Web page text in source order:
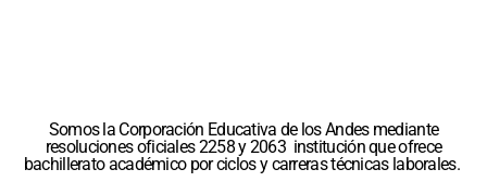
Somos la Corporación Educativa de los Andes mediante
resoluciones oficiales 2258 y 2063 institución que ofrece
bachillerato académico por ciclos y carreras técnicas laborales.